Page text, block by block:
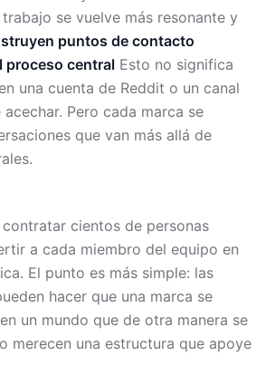
se vuelve más resonante y
puntos de contacto
proceso central Esto no significa
una cuenta de Reddit o un canal
Pero cada marca se
que van más allá de
cientos de personas
a cada miembro del equipo en
El punto es más simple: las
hacer que una marca se
un mundo que de otra manera se
merecen una estructura que apoye